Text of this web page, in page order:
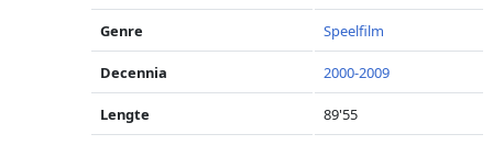
Genre Speelfilm
Decennia 2000-2009
Lengte 89'55